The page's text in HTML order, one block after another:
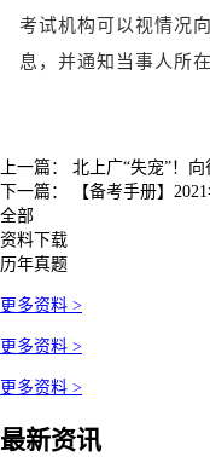
考试机构可以视情况
息，并通知当事人所在
上一篇： 北上广“失宠”！
下一篇：
【备考手册】
全部
资料下载
历年真题
更多资料 >
更多资料 >
更多资料 >
最新资讯